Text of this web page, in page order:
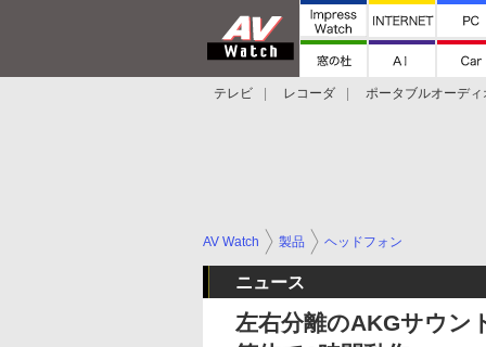
テレビ レコーダ
ポータブルオーディ
AV Watch 製品 ヘッドフォン
ニュース
左右分離のAKGサウン